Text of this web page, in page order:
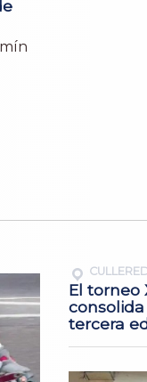
El torneo
tercera